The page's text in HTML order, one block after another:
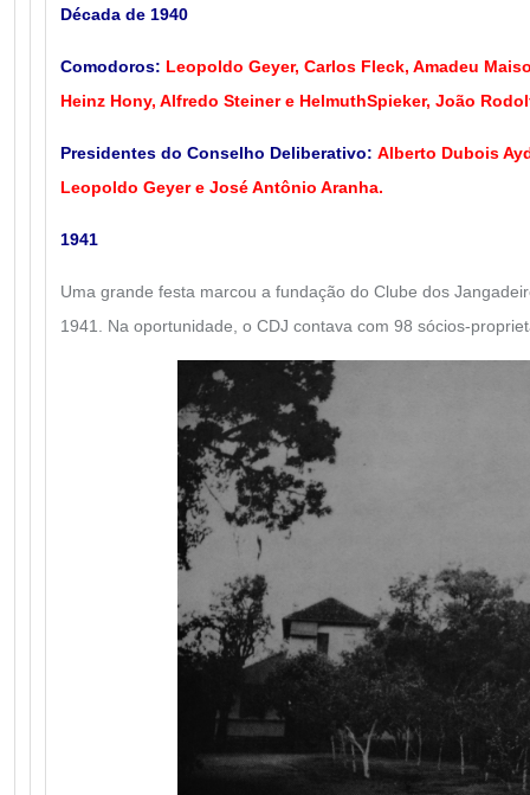
Década de 1940
Comodoros: Leopoldo Geyer, Carlos Fleck, Amadeu
Heinz Hony, Alfredo Steiner e HelmuthSpieker, João
Presidentes do Conselho Deliberativo: Alberto Dubois
Leopoldo Geyer e José Antônio Aranha.
1941
Uma grande festa marcou a fundação do Clube dos
1941. Na oportunidade, o CDJ contava com 98 sócios-